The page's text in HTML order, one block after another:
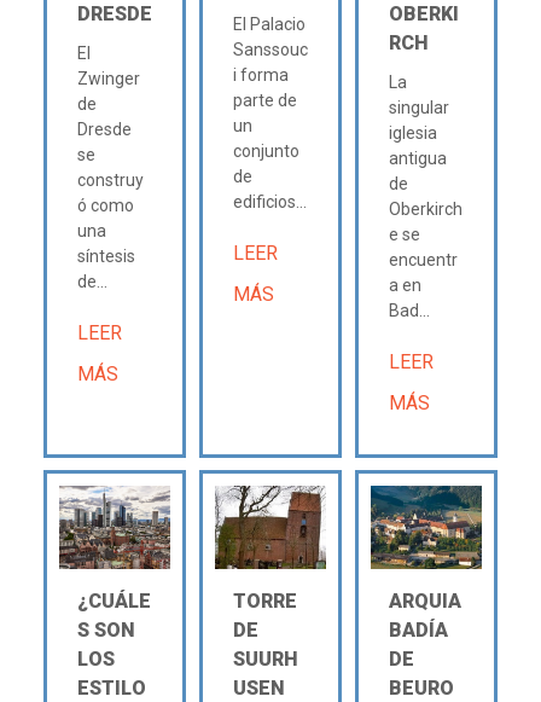
DRESDE
El
Zwinger
de
Dresde
se
construy
ó como
una
síntesis
de...
LEER
MÁS
El Palacio
Sanssouc
i forma
parte de
un
conjunto
de
edificios...
LEER
MÁS
OBERKI
RCH
La
singular
iglesia
antigua
de
Oberkirch
e se
encuentr
a en
Bad...
LEER
MÁS
¿CUÁLE
S SON
LOS
ESTILO
TORRE
DE
SUURH
USEN
ARQUIA
BADÍA
DE
BEURO